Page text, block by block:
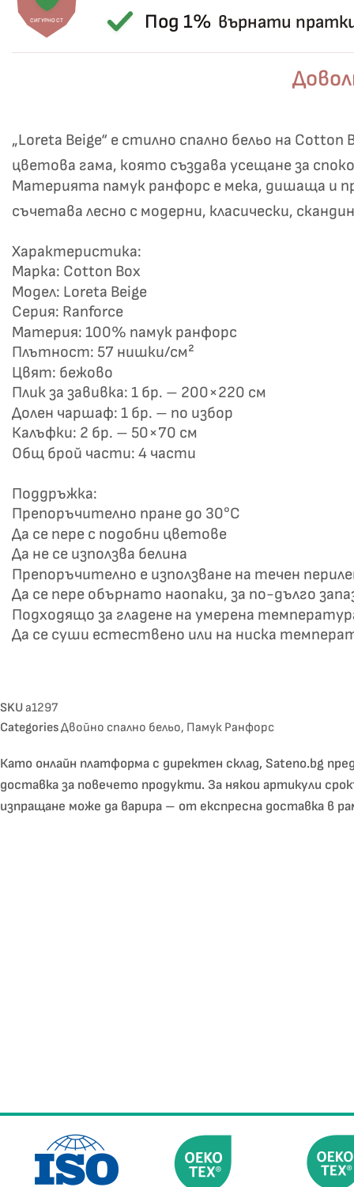
СИГУРНОСТ Под 1% върнати
„Loreta Beige“ е стилно спално бельо на
цветова гама, която създава усещане за
Материята памук ранфорс е мека, дишаща и
съчетава лесно с модерни, класически,
Характеристика:
Марка: Cotton Box
Модел: Loreta Beige
Серия: Ranforce
Материя: 100% памук ранфорс
Плътност: 57 нишки/см²
Цвят: бежово
Плик за завивка: 1 бр. – 200×220 см
Долен чаршаф: 1 бр. – по избор
Калъфки: 2 бр. – 50×70 см
Общ брой части: 4 части
Поддръжка:
Препоръчително пране до 30°C
Да се пере с подобни цветове
Да не се използва белина
Препоръчително е използване на течен
Да се пере обърнато наопаки, за по-дълго
Подходящо за гладене на умерена
Да се суши естествено или на ниска
SKUa1297
CategoriesДвойно спално бельо, Памук Ранфорс
Като онлайн платформа с директен склад, Sateno.bg
доставка за повечето продукти. За някои артикули
изпращане може да варира – от експресна доставка в